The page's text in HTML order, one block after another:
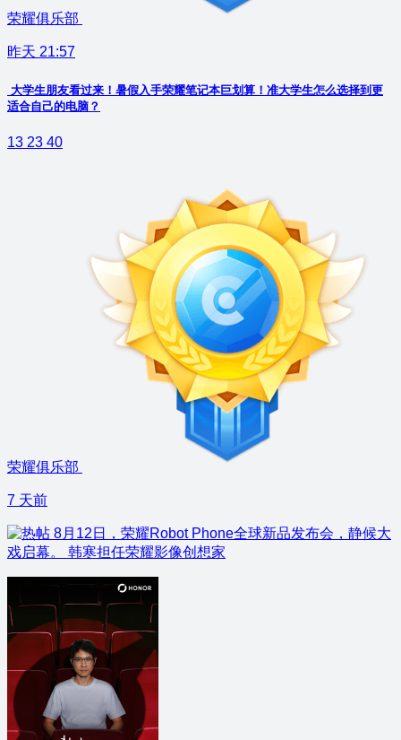
荣耀俱乐部
昨天 21:57
大学生朋友看过来！暑假入手荣耀笔记本巨划算！准大学生怎么选择到更
适合自己的电脑？
13 23 40
荣耀俱乐部
7 天前
8月12日，荣耀Robot Phone全球新品发布会，静候大
戏启幕。 韩寒担任荣耀影像创想家